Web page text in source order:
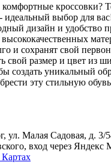
кроссовки?
идеальный выбор для
дизайн и удобство
и сохранят свой
свой размер и цвет из
создать уникальный
эту стильную
ул. Малая Садовая, д. 3/
вход через Яндекс